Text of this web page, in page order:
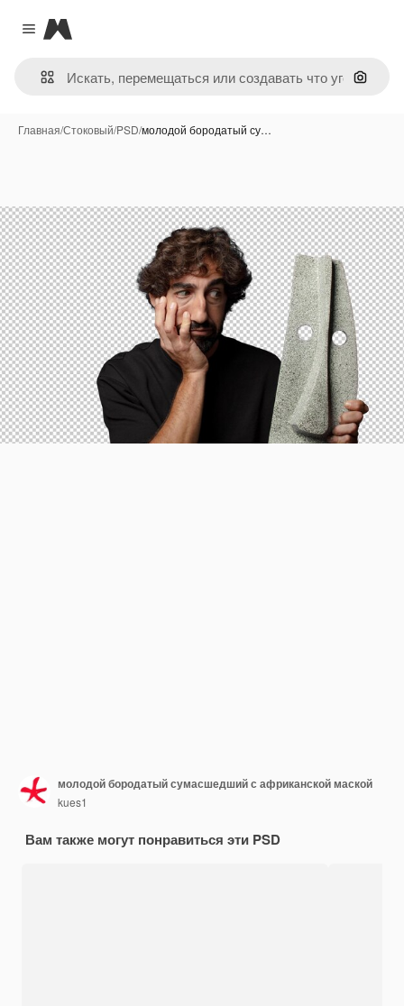
Close menu
Magnific
Поиск
Главная/Стоковый/PSD/молодой бородатый су…
молодой бородатый сумасшедший с африканской маской
kues1
Вам также могут понравиться эти PSD